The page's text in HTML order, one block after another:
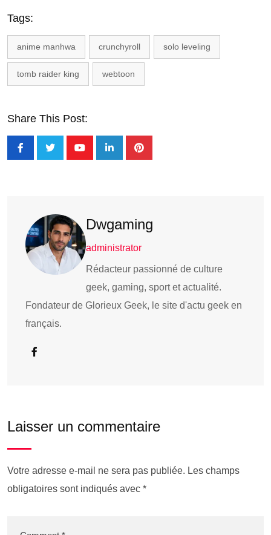
Tags:
anime manhwa crunchyroll solo leveling
tomb raider king webtoon
Share This Post:
Dwgaming
administrator
Rédacteur passionné de culture
geek, gaming, sport et actualité.
Fondateur de Glorieux Geek, le site d'actu geek en
français.
Laisser un commentaire
Votre adresse e-mail ne sera pas publiée. Les champs
obligatoires sont indiqués avec *